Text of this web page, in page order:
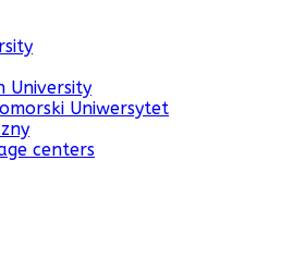
University
Uniwersytet
centers